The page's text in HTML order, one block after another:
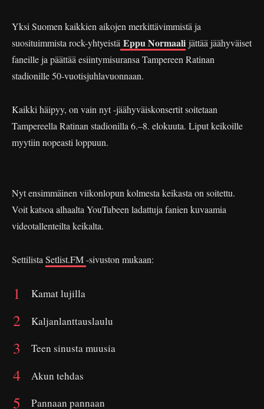
Yksi Suomen kaikkien aikojen merkittävimmistä ja
suosituimmista rock-yhtyeistä Eppu Normaali jättää jäähyväiset
faneille ja päättää esiintymisuransa Tampereen Ratinan
stadionille 50-vuotisjuhlavuonnaan.
Kaikki häipyy, on vain nyt -jäähyväiskonsertit soitetaan
Tampereella Ratinan stadionilla 6.–8. elokuuta. Liput keikoille
myytiin nopeasti loppuun.
Nyt ensimmäinen viikonlopun kolmesta keikasta on soitettu.
Voit katsoa alhaalta YouTubeen ladattuja fanien kuvaamia
videotallenteilta keikalta.
Settilista Setlist.FM-sivuston mukaan:
Kamat lujilla
Kaljanlanttauslaulu
Teen sinusta muusia
Akun tehdas
Pannaan pannaan